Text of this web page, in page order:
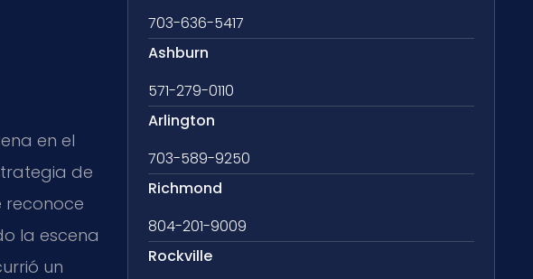
en el
de
reconoce
la escena
un
703-636-5417
Ashburn
571-279-0110
Arlington
703-589-9250
Richmond
804-201-9009
Rockville